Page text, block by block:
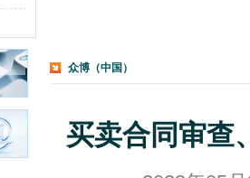
众博（中国）
买卖合同审查